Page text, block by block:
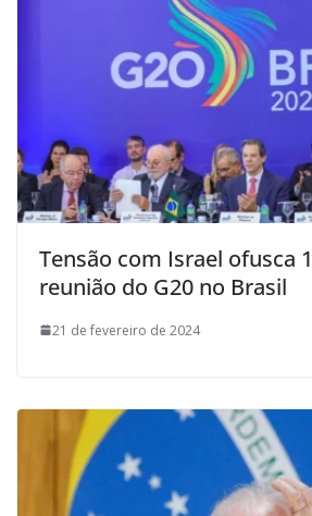
Tensão com Israel ofusca
reunião do G20 no Brasil
21 de fevereiro de 2024